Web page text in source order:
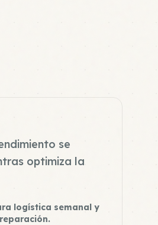
se
optimiza la
logística semanal y